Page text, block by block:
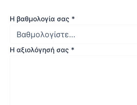
Η βαθμολογία σας *
Η αξιολόγησή σας *